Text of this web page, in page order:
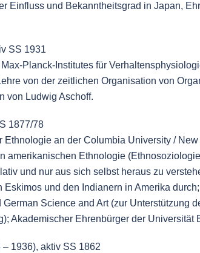
Einfluss und Bekanntheitsgrad in Japan,
SS 1931
Planck-Institutes für
von der zeitlichen Organisation von
von Ludwig Aschoff.
1877/78
Ethnologie an der Columbia University /
amerikanischen Ethnologie
und nur aus sich selbst heraus zu
und den Indianern in Amerika
Science and Art (zur Unterstützung
Akademischer Ehrenbürger der Universität
– 1936), aktiv SS 1862